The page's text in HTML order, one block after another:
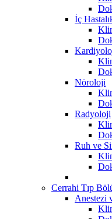
İç
Nöroloji
Radyoloji
Ruh ve
Cerrahi Tıp
Anestezi